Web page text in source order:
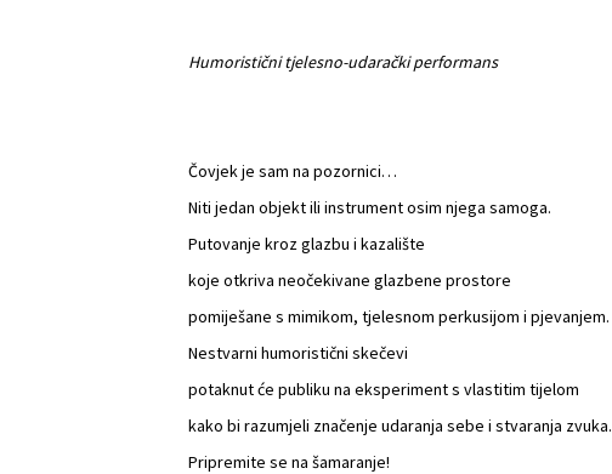
Humoristični tjelesno-udarački performans
Čovjek je sam na pozornici…
Niti jedan objekt ili instrument osim njega samoga.
Putovanje kroz glazbu i kazalište
koje otkriva neočekivane glazbene prostore
pomiješane s mimikom, tjelesnom perkusijom i pjevanjem.
Nestvarni humoristični skečevi
potaknut će publiku na eksperiment s vlastitim tijelom
kako bi razumjeli značenje udaranja sebe i stvaranja zvuka.
Pripremite se na šamaranje!